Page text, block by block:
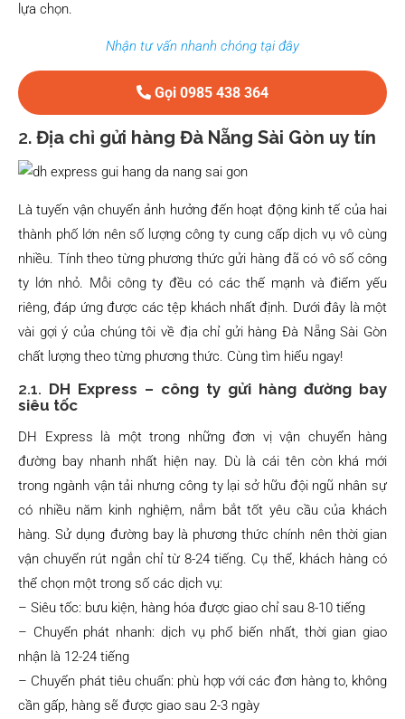
lựa chọn.
Nhận tư vấn nhanh chóng tại đây
Gọi 0985 438 364
2. Địa chỉ gửi hàng Đà Nẵng Sài Gòn uy tín
Là tuyến vận chuyển ảnh hưởng đến hoạt động kinh tế của hai
thành phố lớn nên số lượng công ty cung cấp dịch vụ vô cùng
nhiều. Tính theo từng phương thức gửi hàng đã có vô số công
ty lớn nhỏ. Mỗi công ty đều có các thế mạnh và điểm yếu
riêng, đáp ứng được các tệp khách nhất định. Dưới đây là một
vài gợi ý của chúng tôi về địa chỉ gửi hàng Đà Nẵng Sài Gòn
chất lượng theo từng phương thức. Cùng tìm hiểu ngay!
2.1. DH Express – công ty gửi hàng đường bay
siêu tốc
DH Express là một trong những đơn vị vận chuyển hàng
đường bay nhanh nhất hiện nay. Dù là cái tên còn khá mới
trong ngành vận tải nhưng công ty lại sở hữu đội ngũ nhân sự
có nhiều năm kinh nghiệm, nắm bắt tốt yêu cầu của khách
hàng. Sử dụng đường bay là phương thức chính nên thời gian
vận chuyển rút ngắn chỉ từ 8-24 tiếng. Cụ thể, khách hàng có
thể chọn một trong số các dịch vụ:
– Siêu tốc: bưu kiện, hàng hóa được giao chỉ sau 8-10 tiếng
– Chuyển phát nhanh: dịch vụ phổ biến nhất, thời gian giao
nhận là 12-24 tiếng
– Chuyển phát tiêu chuẩn: phù hợp với các đơn hàng to, không
cần gấp, hàng sẽ được giao sau 2-3 ngày